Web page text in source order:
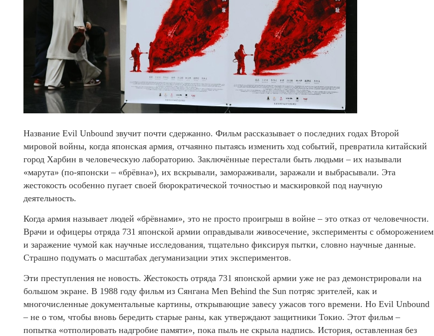
Название Evil Unbound звучит почти сдержанно. Фильм рассказывает о последних годах Второй
мировой войны, когда японская армия, отчаянно пытаясь изменить ход событий, превратила китайский
город Харбин в человеческую лабораторию. Заключённые перестали быть людьми – их называли
«марута» (по-японски – «брёвна»), их вскрывали, замораживали, заражали и выбрасывали. Эта
жестокость особенно пугает своей бюрократической точностью и маскировкой под научную
деятельность.
Когда армия называет людей «брёвнами», это не просто проигрыш в войне – это отказ от человечности.
Врачи и офицеры отряда 731 японской армии оправдывали живосечение, эксперименты с обморожением
и заражение чумой как научные исследования, тщательно фиксируя пытки, словно научные данные.
Страшно подумать о масштабах дегуманизации этих экспериментов.
Эти преступления не новость. Жестокость отряда 731 японской армии уже не раз демонстрировали на
большом экране. В 1988 году фильм из Сянгана Men Behind the Sun потряс зрителей, как и
многочисленные документальные картины, открывающие завесу ужасов того времени. Но Evil Unbound
– не о том, чтобы вновь бередить старые раны, как утверждают защитники Токио. Этот фильм –
попытка «отполировать надгробие памяти», пока пыль не скрыла надпись. История, оставленная без